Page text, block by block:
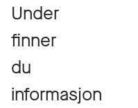
Under
finner
du
informasjon